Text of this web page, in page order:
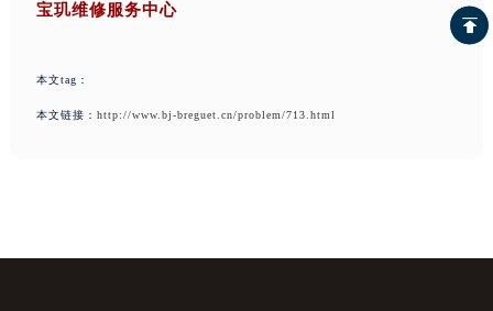
宝玑维修服务中心
本文tag：
本文链接： http://www.bj-breguet.cn/problem/713.html